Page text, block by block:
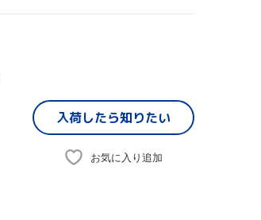
入荷したら知りたい
お気に入り追加